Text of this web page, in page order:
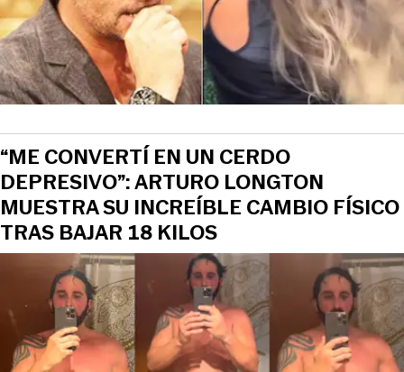
“ME CONVERTÍ EN UN CERDO
DEPRESIVO”: ARTURO LONGTON
MUESTRA SU INCREÍBLE CAMBIO FÍSICO
TRAS BAJAR 18 KILOS